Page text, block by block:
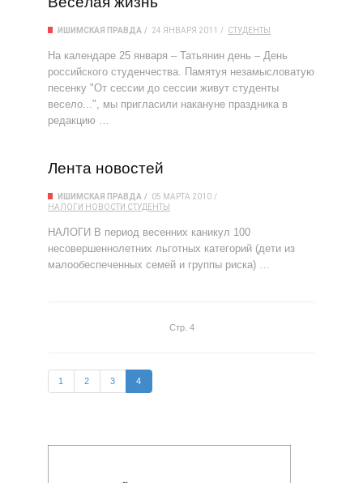
ИШИМСКАЯ ПРАВДА 24 ЯНВАРЯ 2011 СТУДЕНТЫ
На календаре 25 января – Татьянин день – День
российского студенчества. Памятуя незамысловатую
песенку "От сессии до сессии живут студенты
весело...", мы пригласили накануне праздника в
редакцию …
Лента новостей
ИШИМСКАЯ ПРАВДА
05 МАРТА 2010
НАЛОГИ НОВОСТИ СТУДЕНТЫ
НАЛОГИ В период весенних каникул 100
несовершеннолетних льготных категорий (дети из
малообеспеченных семей и группы риска) …
Стр. 4
1 2 3 4